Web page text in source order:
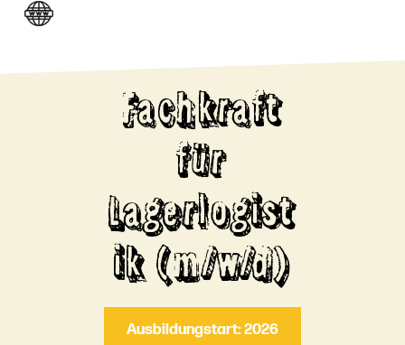
Fachkraft
für
Lagerlogist
ik (m/w/d)
Ausbildungstart: 2026